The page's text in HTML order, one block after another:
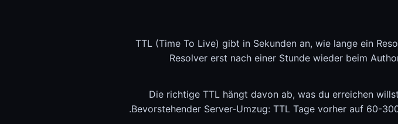
TTL (Time To Live) gibt in Sekunden an, wie lange ein
Resolver erst nach einer Stunde wieder beim
Die richtige TTL hängt davon ab, was du erreichen
Bevorstehender Server-Umzug: TTL Tage vorher auf 60-